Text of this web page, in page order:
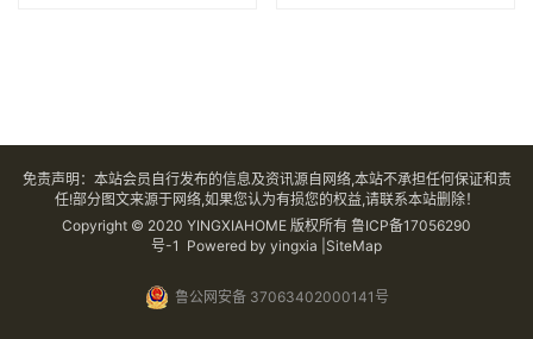
免责声明：本站会员自行发布的信息及资讯源自网络,本站不承担任何保证和责
任!部分图文来源于网络,如果您认为有损您的权益,请联系本站删除！
Copyright © 2020 YINGXIAHOME 版权所有 鲁ICP备17056290
号-1 Powered by yingxia |SiteMap
鲁公网安备 37063402000141号